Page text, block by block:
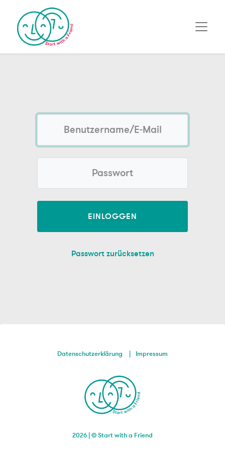
EINLOGGEN
Passwort zurücksetzen
2026 | © Start with a Friend
Datenschutzerklärung Impressum